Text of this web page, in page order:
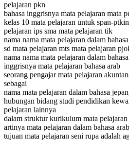
pelajaran pkn
bahasa inggrisnya mata pelajaran mata
kelas 10 mata pelajaran untuk span-
pelajaran ips sma mata pelajaran tik
nama nama mata pelajaran dalam
sd mata pelajaran mts mata pelajaran
nama nama mata pelajaran dalam
inggrisnya mata pelajaran bahasa arab
seorang pengajar mata pelajaran
sebagai
nama mata pelajaran dalam bahasa
hubungan bidang studi pendidikan
pelajaran lainnya
dalam struktur kurikulum mata
artinya mata pelajaran dalam bahasa arab
tujuan mata pelajaran seni rupa adalah